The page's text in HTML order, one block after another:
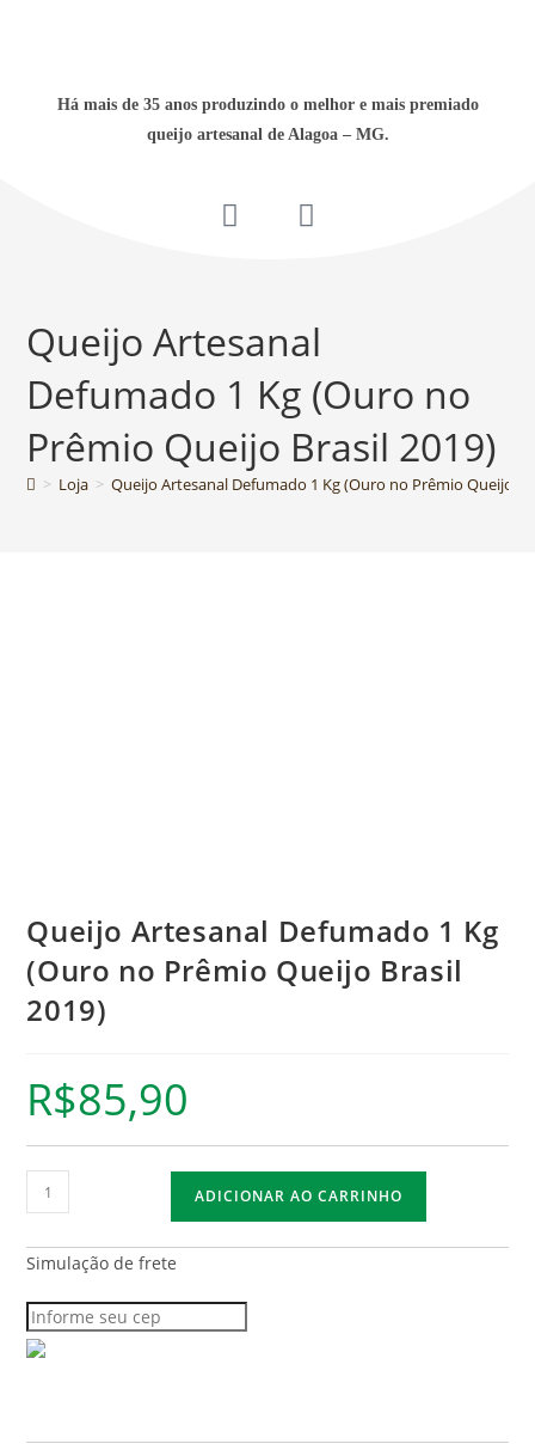
Há mais de 35 anos produzindo o melhor e mais premiado
queijo artesanal de Alagoa – MG.
Queijo Artesanal
Defumado 1 Kg (Ouro no
Prêmio Queijo Brasil 2019)
> Loja > Queijo Artesanal Defumado 1 Kg (Ouro no Prêmio Queijo
Queijo Artesanal Defumado 1 Kg
(Ouro no Prêmio Queijo Brasil
2019)
R$85,90
ADICIONAR AO CARRINHO
Simulação de frete